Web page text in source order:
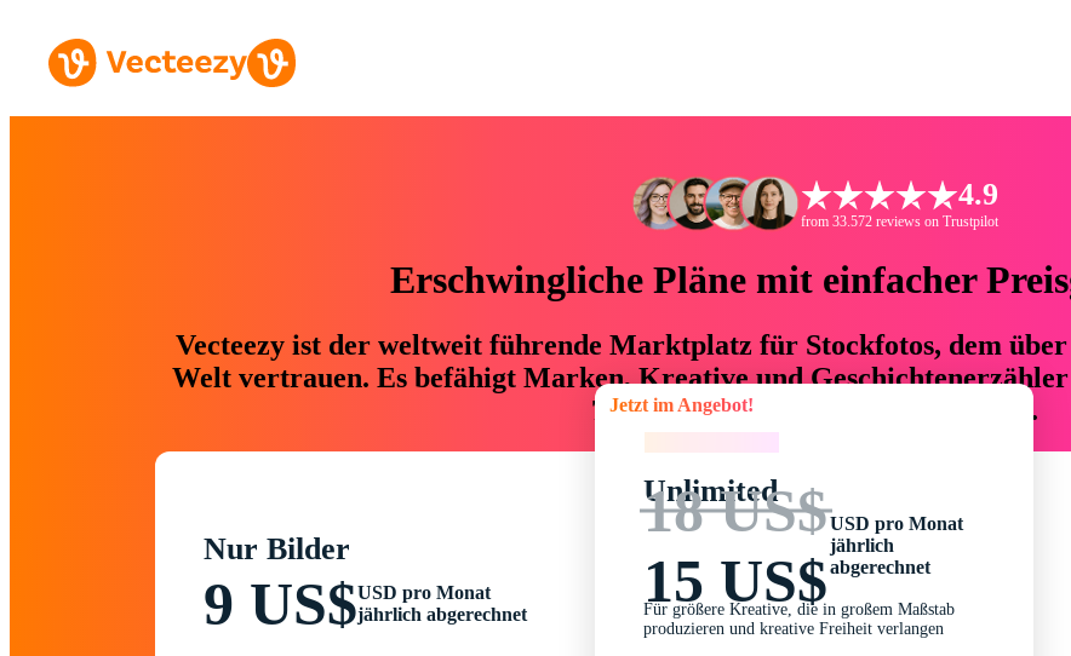
4.9
from 33.572 reviews on Trustpilot
Erschwingliche Pläne mit einfacher
Vecteezy ist der weltweit führende Marktplatz für Stockfotos, dem
Welt vertrauen. Es befähigt Marken, Kreative und
76 % an Zeit und Budget einsparen.
Nur Bilder
9 US$USD pro Monat
jährlich abgerechnet
Jetzt im Angebot!
Unlimited
18 US$
15 US$
USD pro Monat
jährlich
abgerechnet
Für größere Kreative, die in großem Maßstab
produzieren und kreative Freiheit verlangen